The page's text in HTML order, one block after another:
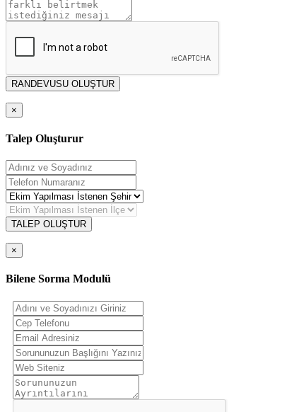
RANDEVUSU OLUŞTUR
×
Talep Oluşturur
TALEP OLUŞTUR
×
Bilene Sorma Modulü